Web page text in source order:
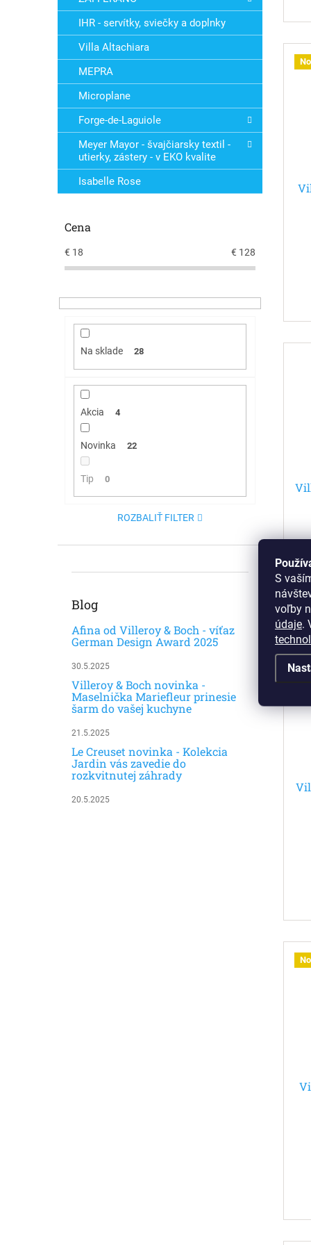
S
voľby
údaje.
IHR - servítky, sviečky a doplnky
Villa Altachiara
MEPRA
Microplane
Forge-de-Laguiole
Meyer Mayor - švajčiarsky textil -
utierky, zástery - v EKO kvalite
Isabelle Rose
Cena
€ 18 € 128
Na sklade 28
Akcia 4
Novinka 22
Tip 0
ROZBALIŤ FILTER
Blog
Afina od Villeroy & Boch - víťaz
German Design Award 2025
30.5.2025
Villeroy & Boch novinka -
Maselnička Mariefleur prinesie
šarm do vašej kuchyne
21.5.2025
Le Creuset novinka - Kolekcia
Jardin vás zavedie do
rozkvitnutej záhrady
20.5.2025